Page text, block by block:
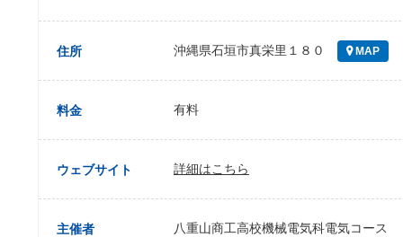
住所 沖縄県石垣市真栄里１８０ MAP
料金 有料
ウェブサイト 詳細はこちら
主催者 八重山商工高校機械電気科電気コース